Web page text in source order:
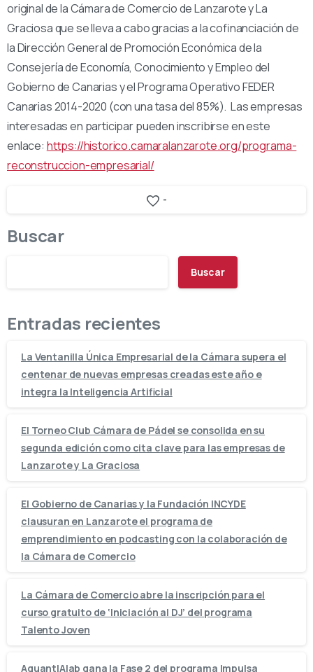
original de la Cámara de Comercio de Lanzarote y La
Graciosa que se lleva a cabo gracias a la cofinanciación de
la Dirección General de Promoción Económica de la
Consejería de Economía, Conocimiento y Empleo del
Gobierno de Canarias y el Programa Operativo FEDER
Canarias 2014-2020 (con una tasa del 85%). Las empresas
interesadas en participar pueden inscribirse en este
enlace: https://historico.camaralanzarote.org/programa-
reconstruccion-empresarial/
-
Buscar
Buscar
Entradas recientes
La Ventanilla Única Empresarial de la Cámara supera el
centenar de nuevas empresas creadas este año e
integra la Inteligencia Artificial
El Torneo Club Cámara de Pádel se consolida en su
segunda edición como cita clave para las empresas de
Lanzarote y La Graciosa
El Gobierno de Canarias y la Fundación INCYDE
clausuran en Lanzarote el programa de
emprendimiento en podcasting con la colaboración de
la Cámara de Comercio
La Cámara de Comercio abre la inscripción para el
curso gratuito de ‘Iniciación al DJ’ del programa
Talento Joven
AquantIAlab gana la Fase 2 del programa Impulsa